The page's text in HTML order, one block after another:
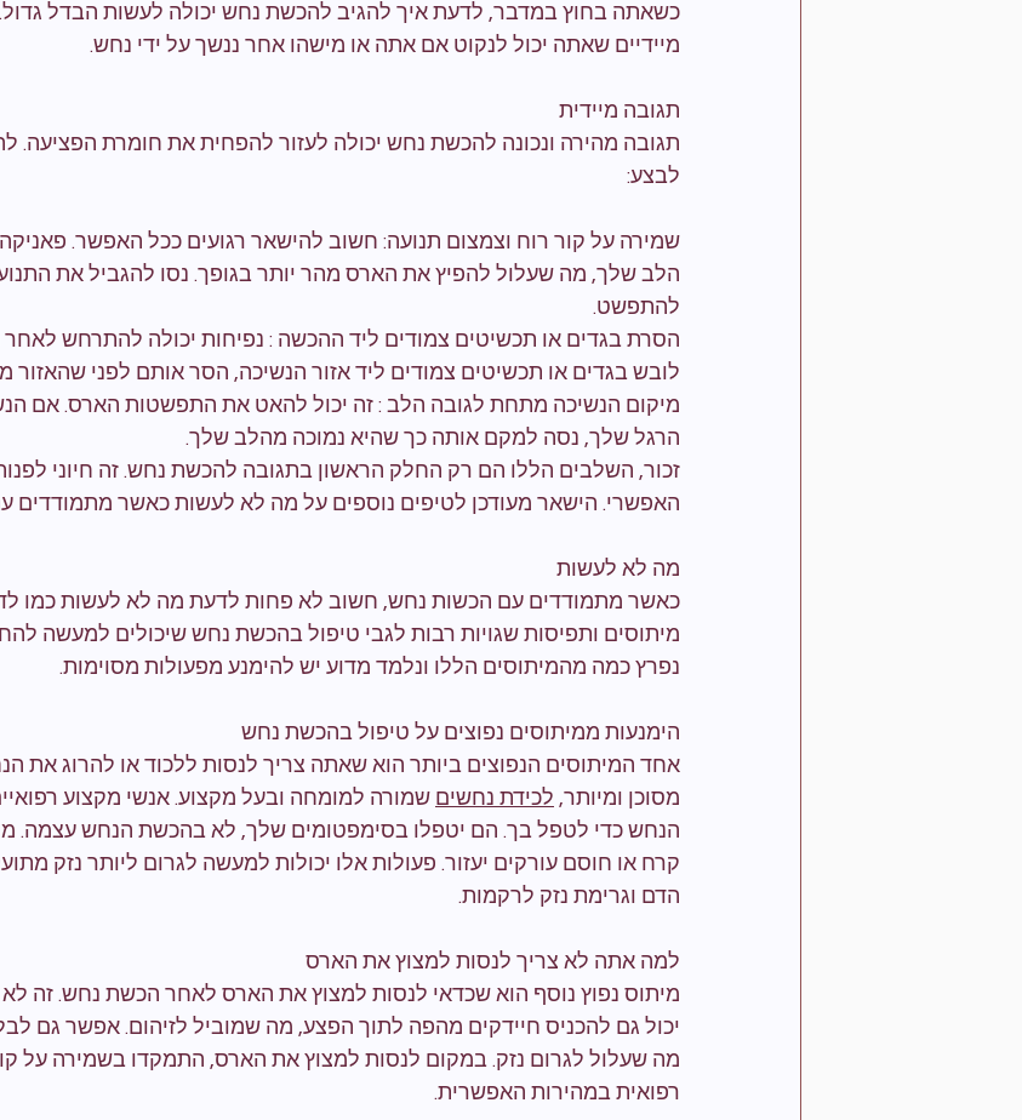
כשאתה בחוץ במדבר, לדעת איך להגיב להכשת נחש יכולה לעשות הבדל
מיידיים שאתה יכול לנקוט אם אתה או מישהו אחר ננשך על ידי נחש.
תגובה מיידית
תגובה מהירה ונכונה להכשת נחש יכולה לעזור להפחית את חומרת הפציעה.
לבצע:
שמירה על קור רוח וצמצום תנועה: חשוב להישאר רגועים ככל האפשר.
הלב שלך, מה שעלול להפיץ את הארס מהר יותר בגופך. נסו להגביל את
להתפשט.
הסרת בגדים או תכשיטים צמודים ליד ההכשה : נפיחות יכולה להתרחש
לובש בגדים או תכשיטים צמודים ליד אזור הנשיכה, הסר אותם לפני
מיקום הנשיכה מתחת לגובה הלב : זה יכול להאט את התפשטות הארס. אם
הרגל שלך, נסה למקם אותה כך שהיא נמוכה מהלב שלך.
זכור, השלבים הללו הם רק החלק הראשון בתגובה להכשת נחש. זה חיוני
האפשרי. הישאר מעודכן לטיפים נוספים על מה לא לעשות כאשר מתמודדים
מה לא לעשות
כאשר מתמודדים עם הכשות נחש, חשוב לא פחות לדעת מה לא לעשות כמו
מיתוסים ותפיסות שגויות רבות לגבי טיפול בהכשת נחש שיכולים למעשה
נפרץ כמה מהמיתוסים הללו ונלמד מדוע יש להימנע מפעולות מסוימות.
הימנעות ממיתוסים נפוצים על טיפול בהכשת נחש
אחד המיתוסים הנפוצים ביותר הוא שאתה צריך לנסות ללכוד או להרוג את
מסוכן ומיותר, לכידת נחשים שמורה למומחה ובעל מקצוע. אנשי מקצוע
הנחש כדי לטפל בך. הם יטפלו בסימפטומים שלך, לא בהכשת הנחש עצמה.
קרח או חוסם עורקים יעזור. פעולות אלו יכולות למעשה לגרום ליותר נזק
הדם וגרימת נזק לרקמות.
למה אתה לא צריך לנסות למצוץ את הארס
מיתוס נפוץ נוסף הוא שכדאי לנסות למצוץ את הארס לאחר הכשת נחש. זה לא
יכול גם להכניס חיידקים מהפה לתוך הפצע, מה שמוביל לזיהום. אפשר גם
מה שעלול לגרום נזק. במקום לנסות למצוץ את הארס, התמקדו בשמירה על
רפואית במהירות האפשרית.